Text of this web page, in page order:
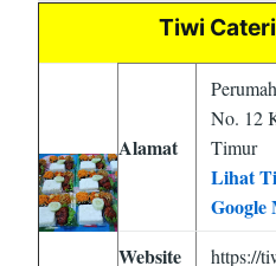
Tiwi
Alamat
No. 12
Timur
Lihat
Google
Website
https://